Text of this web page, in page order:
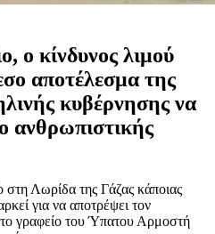
ο κίνδυνος λιμού
αποτέλεσμα της
κυβέρνησης να
ανθρωπιστικής
στη Λωρίδα της Γάζας κάποιας
για να αποτρέψει τον
γραφείο του Ύπατου Αρμοστή